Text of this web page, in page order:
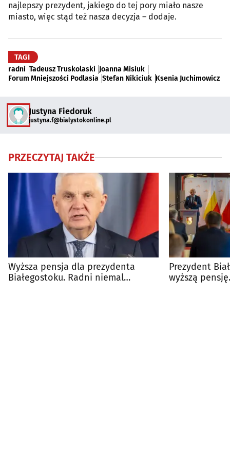
najlepszy prezydent, jakiego do tej pory miało nasze
miasto, więc stąd też nasza decyzja – dodaje.
TAGI
radni Tadeusz Truskolaski Joanna Misiuk
Forum Mniejszości Podlasia Stefan Nikiciuk Ksenia Juchimowicz
Justyna Fiedoruk
justyna.f@bialystokonline.pl
PRZECZYTAJ TAKŻE
Wyższa pensja dla prezydenta
Białegostoku. Radni niemal
Prezydent
wyższą